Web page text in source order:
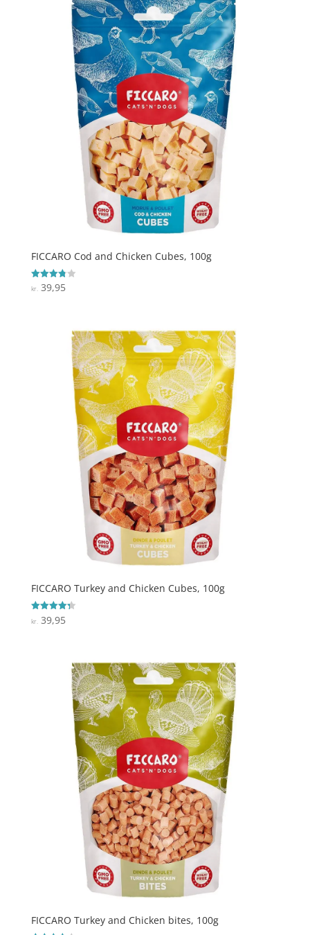
FICCARO Cod and Chicken Cubes, 100g
Vurderet
3.8
kr.39,95
FICCARO Turkey and Chicken Cubes, 100g
Vurderet
4.3
kr. 39,95
FICCARO Turkey and Chicken bites, 100g